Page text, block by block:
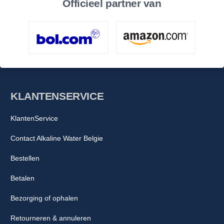
Officieel partner van
KLANTENSERVICE
KlantenService
Contact Alkaline Water Belgie
Bestellen
Betalen
Bezorging of ophalen
Retourneren & annuleren